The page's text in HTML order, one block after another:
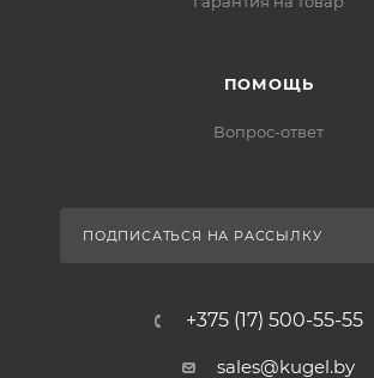
ПОМОЩЬ
Вопрос-ответ
ПОДПИСАТЬСЯ НА РАССЫЛКУ
+375 (17) 500-55-55
sales@kugel.by